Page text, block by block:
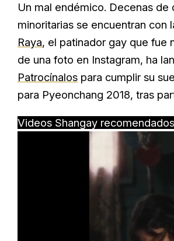
Un mal endémico. Decenas
minoritarias se encuentran con
Raya, el patinador gay que fue
de una foto en Instagram, ha
Patrocínalos para cumplir su
para Pyeonchang 2018, tras
Videos Shangay recomendados